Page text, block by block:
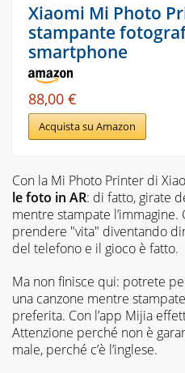
Xiaomi Mi Photo
stampante
smartphone
88,00 €
Acquista su Amazon
Con la Mi Photo Printer di
le foto in AR: di fatto, girate
mentre stampate l’immagine.
prendere "vita" diventando
del telefono e il gioco è fatto.
Ma non finisce qui: potrete
una canzone mentre
preferita. Con l’app Mijia
Attenzione perché non è
male, perché c’è l’inglese.